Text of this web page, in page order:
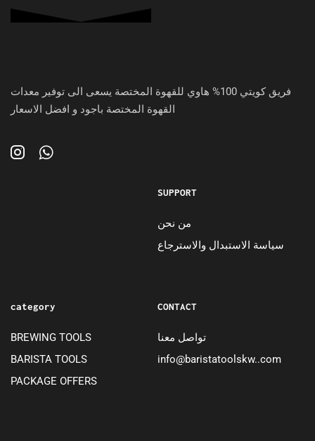
فريق كويتي 100% هاوي للقهوة المختصة يسعى الى توفير معدات
القهوة المختصة باجود و افضل الاسعار
SUPPORT
من نحن
سياسة الاستبدال والاسترجاع
category
BREWING TOOLS
BARISTA TOOLS
PACKAGE OFFERS
CONTACT
تواصل معنا
info@baristatoolskw..com